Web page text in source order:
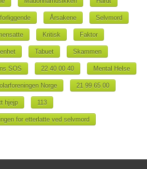
Årsakene Selvmord
Kritisk Faktor
Tabuet Skammen
SOS 22 40 00 40 Mental Helse
Norge 21 99 65 00
hjejp 113
for etterlatte ved selvmord